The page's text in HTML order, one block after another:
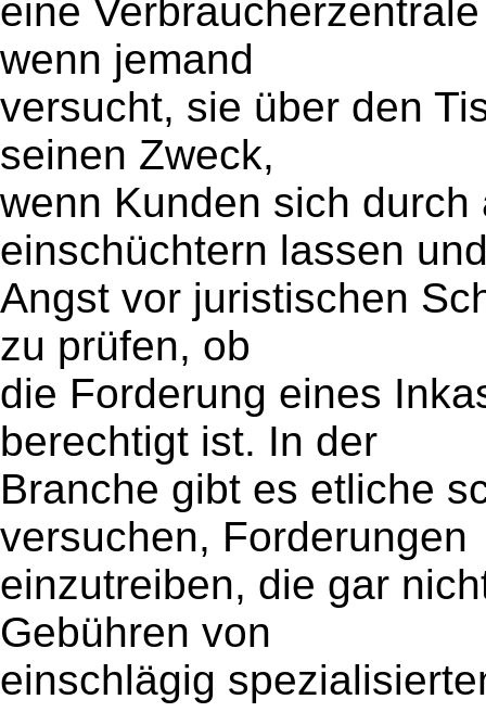
eine
wenn jemand
versucht, sie über den
seinen Zweck,
wenn Kunden sich
einschüchtern lassen
Angst vor juristischen
zu prüfen, ob
die Forderung eines
berechtigt ist. In der
Branche gibt es etliche
versuchen, Forderungen
einzutreiben, die gar
Gebühren von
einschlägig